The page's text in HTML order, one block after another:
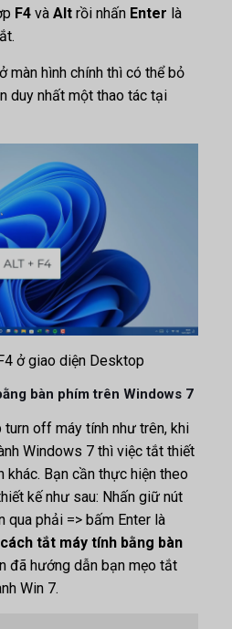
F4 và Alt rồi nhấn Enter là
màn hình chính thì có thể bỏ
duy nhất một thao tác tại
ở giao diện Desktop
bàn phím trên Windows 7
turn off máy tính như trên, khi
Windows 7 thì việc tắt thiết
khác. Bạn cần thực hiện theo
kế như sau: Nhấn giữ nút
qua phải => bấm Enter là
tắt máy tính bằng bàn
đã hướng dẫn bạn mẹo tắt
Win 7.